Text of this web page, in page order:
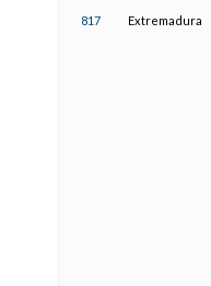
817 Extremadura